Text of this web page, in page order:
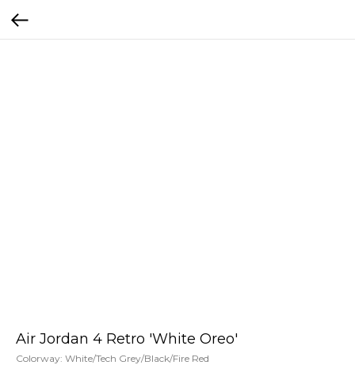
Air Jordan 4 Retro 'White Oreo'
Colorway: White/Tech Grey/Black/Fire Red